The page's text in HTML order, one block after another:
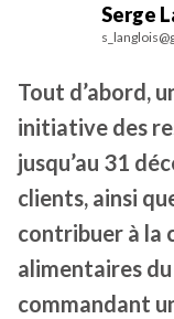
Serge
Tout d’abord,
initiative des
jusqu’au 31
clients, ainsi
contribuer à la
alimentaires du
commandant